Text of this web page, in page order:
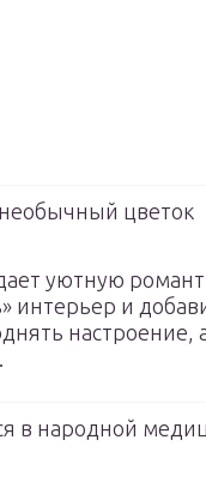
цветок
уютную
интерьер и
настроение,
в народной